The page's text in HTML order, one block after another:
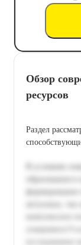
Обзор
ресурсов
Раздел